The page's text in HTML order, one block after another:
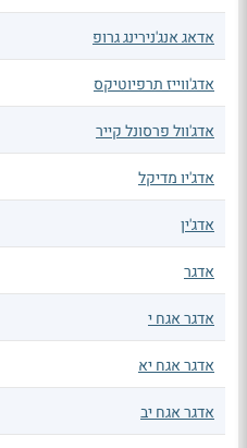
אדאג אנג'נירינג גרופ
אדג'ווייז תרפיוטיקס
אדג'וול פרסונל קייר
אדג'יו מדיקל
אדג'ין
אדגר
אדגר אגח י
אדגר אגח יא
אדגר אגח יב